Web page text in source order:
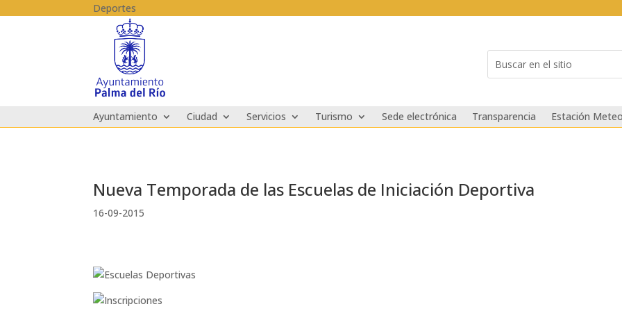
Deportes
for...
Ayuntamiento Ciudad Servicios Turismo Sede electrónica Transparencia Estación
Nueva Temporada de las Escuelas de Iniciación Deportiva
16-09-2015